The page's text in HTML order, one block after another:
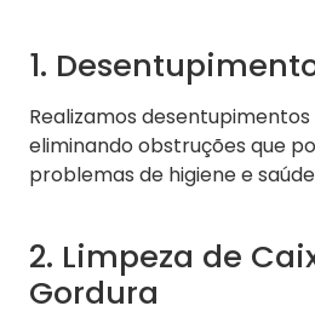
1.
Realizamos
eliminando obstruções que
problemas de higiene e
2. Limpeza de
Gordura